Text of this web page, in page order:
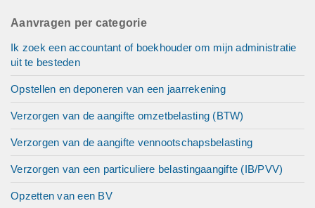
Aanvragen per categorie
Ik zoek een accountant of boekhouder om mijn administratie
uit te besteden
Opstellen en deponeren van een jaarrekening
Verzorgen van de aangifte omzetbelasting (BTW)
Verzorgen van de aangifte vennootschapsbelasting
Verzorgen van een particuliere belastingaangifte (IB/PVV)
Opzetten van een BV